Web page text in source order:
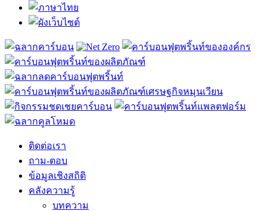
ติดต่อเรา
ถาม-ตอบ
ข้อมูลเชิงสถิติ
คลังความรู้
บทความ